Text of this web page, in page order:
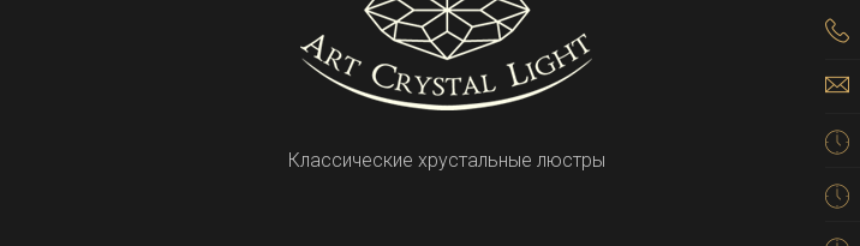
Классические хрустальные люстры